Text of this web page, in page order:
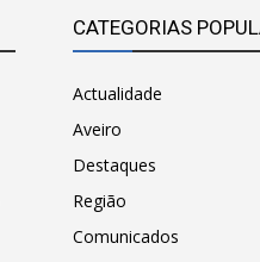
CATEGORIAS
Actualidade
Aveiro
Destaques
Região
Comunicados